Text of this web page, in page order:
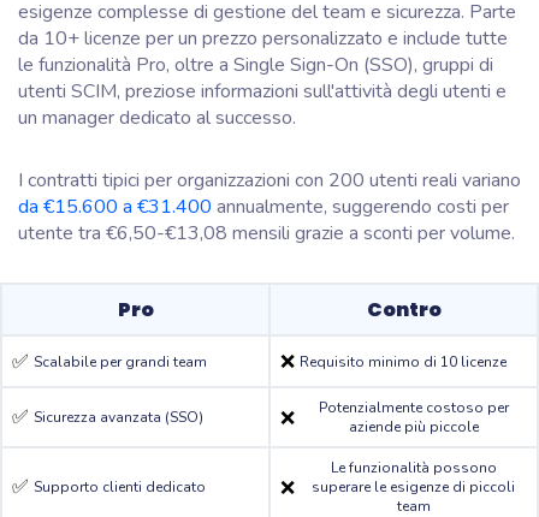
esigenze complesse di gestione del team e sicurezza. Parte
da 10+ licenze per un prezzo personalizzato e include tutte
le funzionalità Pro, oltre a Single Sign-On (SSO), gruppi di
utenti SCIM, preziose informazioni sull'attività degli utenti e
un manager dedicato al successo.
I contratti tipici per organizzazioni con 200 utenti reali variano
da €15.600 a €31.400 annualmente, suggerendo costi per
utente tra €6,50-€13,08 mensili grazie a sconti per volume.
Pro
Contro
✅ Scalabile per grandi team ❌ Requisito minimo di 10 licenze
✅ Sicurezza avanzata (SSO) ❌
Potenzialmente costoso per
aziende più piccole
✅ Supporto clienti dedicato ❌
Le funzionalità possono
superare le esigenze di piccoli
team